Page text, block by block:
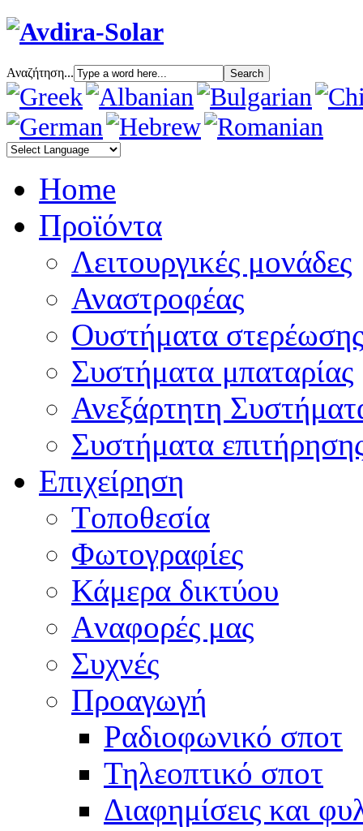
Αναζήτηση...
Home
Προϊόντα
Λειτουργικές μονάδες
Αναστροφέας
Oυστήματα στερέωσης
Συστήματα μπαταρίας
Ανεξάρτητη
Συστήματα
Επιχείρηση
Tοποθεσία
Φωτογραφίες
Κάμερα δικτύου
Aναφορές μας
Συχνές
Προαγωγή
Ραδιοφωνικό σποτ
Τηλεοπτικό σποτ
Διαφημίσεις και